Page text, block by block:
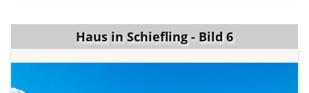
Haus in Schiefling - Bild 6